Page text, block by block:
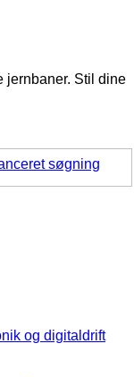
jernbaner. Stil dine
søgning
og digitaldrift